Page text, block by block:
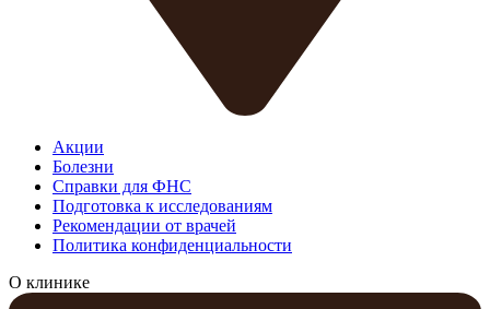
Акции
Болезни
Справки для ФНС
Подготовка к исследованиям
Рекомендации от врачей
Политика конфиденциальности
О клинике